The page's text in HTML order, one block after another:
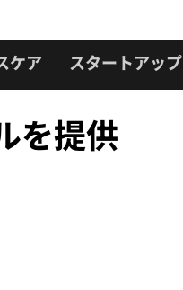
ケア スタートアップ
を提供